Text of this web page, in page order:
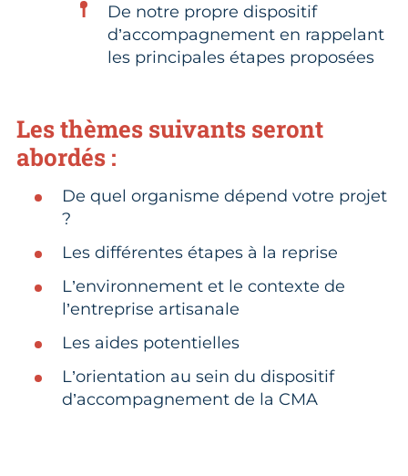
De notre propre dispositif
d’accompagnement en rappelant
les principales étapes proposées
Les thèmes suivants seront
abordés :
De quel organisme dépend votre projet
?
Les différentes étapes à la reprise
L’environnement et le contexte de
l’entreprise artisanale
Les aides potentielles
L’orientation au sein du dispositif
d’accompagnement de la CMA